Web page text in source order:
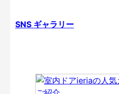
SNS ギャラリー